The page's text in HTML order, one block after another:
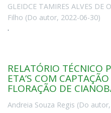
GLEIDCE TAMIRES ALVES DE
Filho (Do autor, 2022-06-30)
.
RELATÓRIO TÉCNICO
ETA’S COM
FLORAÇÃO DE
Andreia Souza Regis (Do autor,